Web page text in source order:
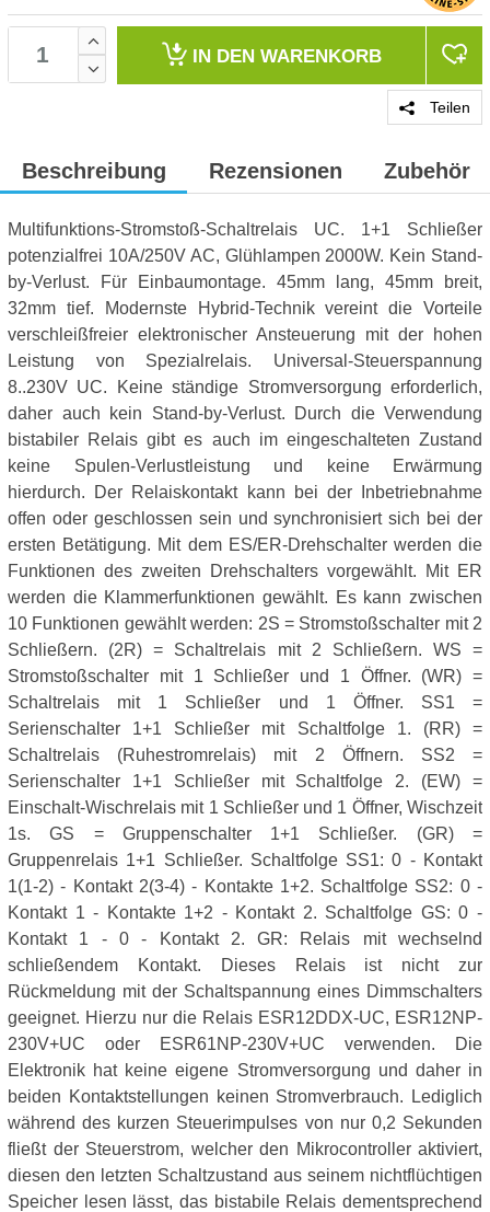
IN DEN WARENKORB
Teilen
Beschreibung Rezensionen Zubehör
Multifunktions-Stromstoß-Schaltrelais UC. 1+1 Schließer
potenzialfrei 10A/250V AC, Glühlampen 2000W. Kein Stand-
by-Verlust. Für Einbaumontage. 45mm lang, 45mm breit,
32mm tief. Modernste Hybrid-Technik vereint die Vorteile
verschleißfreier elektronischer Ansteuerung mit der hohen
Leistung von Spezialrelais. Universal-Steuerspannung
8..230V UC. Keine ständige Stromversorgung erforderlich,
daher auch kein Stand-by-Verlust. Durch die Verwendung
bistabiler Relais gibt es auch im eingeschalteten Zustand
keine Spulen-Verlustleistung und keine Erwärmung
hierdurch. Der Relaiskontakt kann bei der Inbetriebnahme
offen oder geschlossen sein und synchronisiert sich bei der
ersten Betätigung. Mit dem ES/ER-Drehschalter werden die
Funktionen des zweiten Drehschalters vorgewählt. Mit ER
werden die Klammerfunktionen gewählt. Es kann zwischen
10 Funktionen gewählt werden: 2S = Stromstoßschalter mit 2
Schließern. (2R) = Schaltrelais mit 2 Schließern. WS =
Stromstoßschalter mit 1 Schließer und 1 Öffner. (WR) =
Schaltrelais mit 1 Schließer und 1 Öffner. SS1 =
Serienschalter 1+1 Schließer mit Schaltfolge 1. (RR) =
Schaltrelais (Ruhestromrelais) mit 2 Öffnern. SS2 =
Serienschalter 1+1 Schließer mit Schaltfolge 2. (EW) =
Einschalt-Wischrelais mit 1 Schließer und 1 Öffner, Wischzeit
1s. GS = Gruppenschalter 1+1 Schließer. (GR) =
Gruppenrelais 1+1 Schließer. Schaltfolge SS1: 0 - Kontakt
1(1-2) - Kontakt 2(3-4) - Kontakte 1+2. Schaltfolge SS2: 0 -
Kontakt 1 - Kontakte 1+2 - Kontakt 2. Schaltfolge GS: 0 -
Kontakt 1 - 0 - Kontakt 2. GR: Relais mit wechselnd
schließendem Kontakt. Dieses Relais ist nicht zur
Rückmeldung mit der Schaltspannung eines Dimmschalters
geeignet. Hierzu nur die Relais ESR12DDX-UC, ESR12NP-
230V+UC oder ESR61NP-230V+UC verwenden. Die
Elektronik hat keine eigene Stromversorgung und daher in
beiden Kontaktstellungen keinen Stromverbrauch. Lediglich
während des kurzen Steuerimpulses von nur 0,2 Sekunden
fließt der Steuerstrom, welcher den Mikrocontroller aktiviert,
diesen den letzten Schaltzustand aus seinem nichtflüchtigen
Speicher lesen lässt, das bistabile Relais dementsprechend